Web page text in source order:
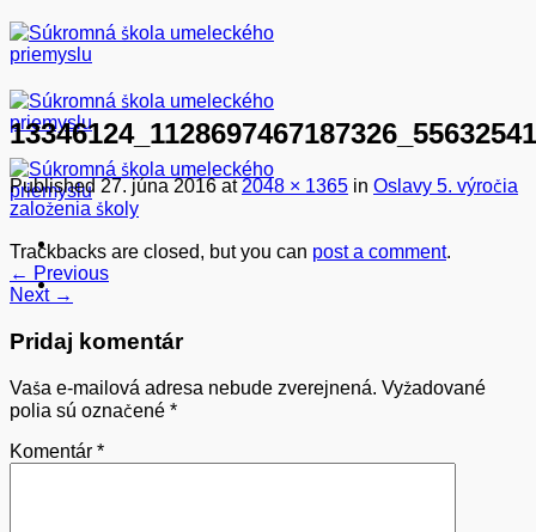
Skip
to
content
Published 27. júna 2016 at 2048 × 1365 in Oslavy 5. výročia
založenia školy
Trackbacks are closed, but you can post a comment.
← Previous
Next →
Pridaj komentár
Vaša e-mailová adresa nebude zverejnená. Vyžadované
polia sú označené *
Komentár *